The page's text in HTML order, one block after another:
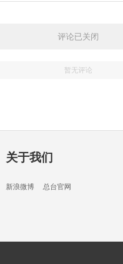
评论已关闭
暂无评论
关于我们
新浪微博 总台官网